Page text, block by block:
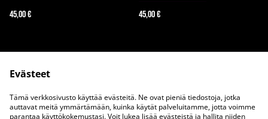
45,00 € 45,00 €
Evästeet
Tämä verkkosivusto käyttää evästeitä. Ne ovat pieniä tiedostoja, jotka
auttavat meitä ymmärtämään, kuinka käytät palveluitamme, jotta voimme
parantaa käyttökokemustasi. Voit lukea lisää evästeistä ja hallita niiden